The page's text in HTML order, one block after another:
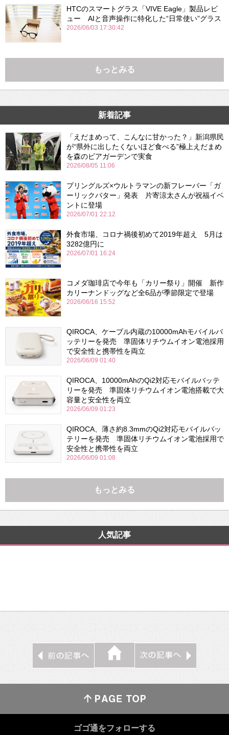
HTCのスマートグラス「VIVE Eagle」製品レビ
ュー AIと音声操作に特化した“日常使い”グラス
2026/06/03 17:30:42
もっとみる
新着記事
「えだまめって、こんなに甘かった？」新潟県民
が“県外に出したくないほど食べる”極上えだまめ
を森のビアガーデンで実食
2026/08/05 11:06
プリングルズ×ウルトラマンの新フレーバー「ガ
ーリックバター」発表 片寄涼太さんが祝福イベ
ントに登場
2026/07/01 22:12
外食市場、コロナ禍後初めて2019年超え 5月は
3282億円に
2026/07/01 16:24
コメダ珈琲店で今年も「カリー祭り」開催 新作
カリーナンドッグなど全6品が季節限定で登場
2026/06/16 15:52
QIROCA、ケーブル内蔵の10000mAhモバイルバ
ッテリーを発売 準固体リチウムイオン電池採用
で安全性と携帯性を両立
2026/06/09 01:40
QIROCA、10000mAhのQi2対応モバイルバッテ
リーを発売 準固体リチウムイオン電池搭載で大
容量と安全性を両立
2026/06/09 01:23
QIROCA、薄さ約8.3mmのQi2対応モバイルバッ
テリーを発売 準固体リチウムイオン電池採用で
安全性と携帯性を両立
2026/06/09 01:08
もっとみる
人気記事
ゴゴ通をフォローする